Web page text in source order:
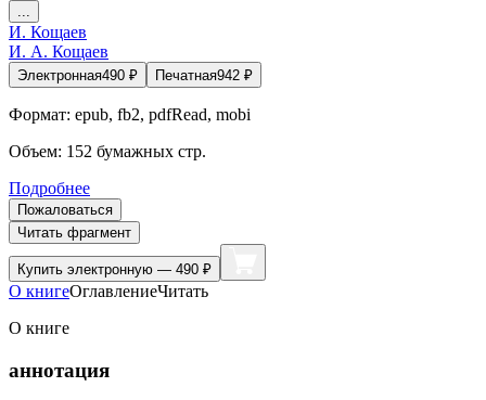
...
И. Кощаев
И. А. Кощаев
Электронная490 ₽ Печатная942 ₽
Формат: epub, fb2, pdfRead, mobi
Объем: 152 бумажных стр.
Подробнее
Пожаловаться
Читать фрагмент
Купить электронную — 490 ₽
О книгеОглавлениеЧитать
О книге
аннотация